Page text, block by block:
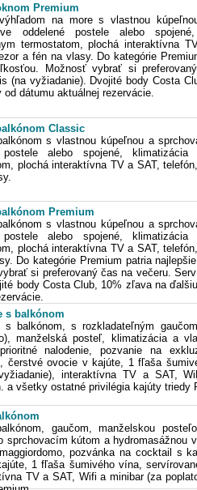
Premium
na more s vlastnou
oddelené postele alebo
termostatom, plochá interaktívna
a fén na vlasy. Do kategórie
Možnosť vybrať si
(na vyžiadanie). Dvojité body Costa
dátumu aktuálnej rezervácie.
Classic
s vlastnou kúpeľnou a
postele alebo spojené, klimatizácia
plochá interaktívna TV a SAT,
Premium
s vlastnou kúpeľnou a
postele alebo spojené, klimatizácia
plochá interaktívna TV a SAT,
Do kategórie Premium patria
si preferovaný čas na večeru.
body Costa Club, 10% zľava na
s balkónom
s balkónom, s rozkladateľným
manželská posteľ, klimatizácia a
nalodenie, pozvanie na
čerstvé ovocie v kajúte, 1 fľaša
interaktívna TV a SAT,
a všetky ostatné privilégia kajúty triedy
gaučom, manželskou
sprchovacím kútom a hydromasážnou
pozvánka na cocktail s
1 fľaša šumivého vína,
TV a SAT, Wifi a minibar (za